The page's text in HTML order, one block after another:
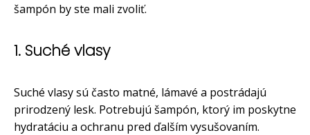
šampón by ste mali zvoliť.
1. Suché vlasy
Suché vlasy sú často matné, lámavé a postrádajú
prirodzený lesk. Potrebujú šampón, ktorý im poskytne
hydratáciu a ochranu pred ďalším vysušovaním.